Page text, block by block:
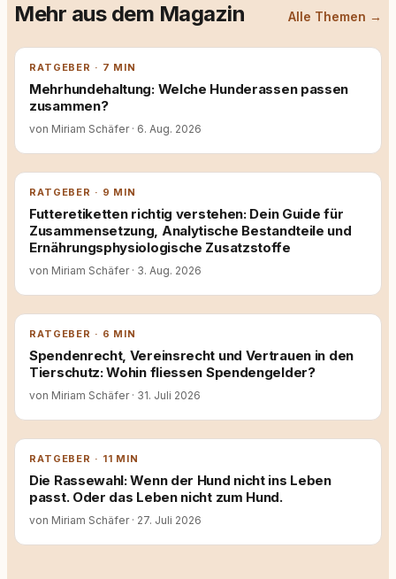
Mehr aus dem Magazin Alle Themen →
RATGEBER · 7 MIN
Mehrhundehaltung: Welche Hunderassen passen
zusammen?
von Miriam Schäfer · 6. Aug. 2026
RATGEBER · 9 MIN
Futteretiketten richtig verstehen: Dein Guide für
Zusammensetzung, Analytische Bestandteile und
Ernährungsphysiologische Zusatzstoffe
von Miriam Schäfer · 3. Aug. 2026
RATGEBER · 6 MIN
Spendenrecht, Vereinsrecht und Vertrauen in den
Tierschutz: Wohin fliessen Spendengelder?
von Miriam Schäfer · 31. Juli 2026
RATGEBER · 11 MIN
Die Rassewahl: Wenn der Hund nicht ins Leben
passt. Oder das Leben nicht zum Hund.
von Miriam Schäfer · 27. Juli 2026